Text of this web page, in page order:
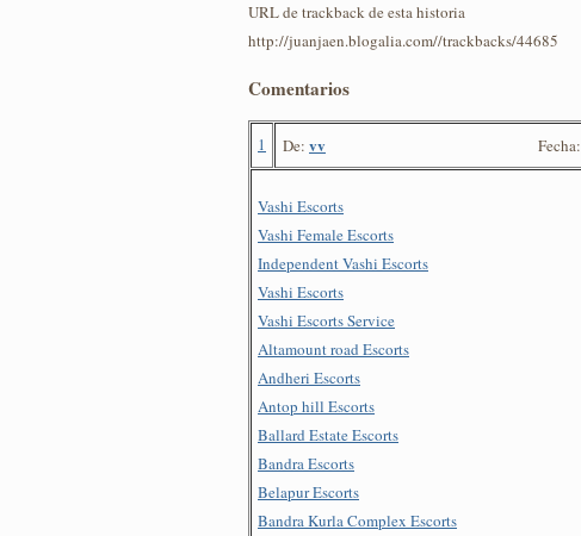
URL de trackback de esta historia
http://juanjaen.blogalia.com//trackbacks/44685
Comentarios
1 De: vv Fecha:
Vashi Escorts
Vashi Female Escorts
Independent Vashi Escorts
Vashi Escorts
Vashi Escorts Service
Altamount road Escorts
Andheri Escorts
Antop hill Escorts
Ballard Estate Escorts
Bandra Escorts
Belapur Escorts
Bandra Kurla Complex Escorts